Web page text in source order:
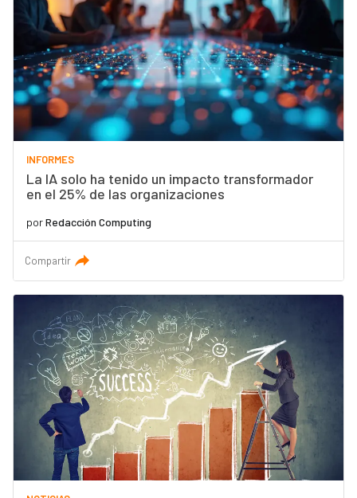
INFORMES
La IA solo ha tenido un impacto transformador
en el 25% de las organizaciones
porRedacción Computing
Compartir